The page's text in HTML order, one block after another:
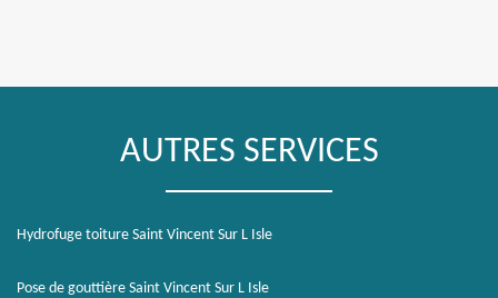
AUTRES SERVICES
Hydrofuge toiture Saint Vincent Sur L Isle
Pose de gouttière Saint Vincent Sur L Isle